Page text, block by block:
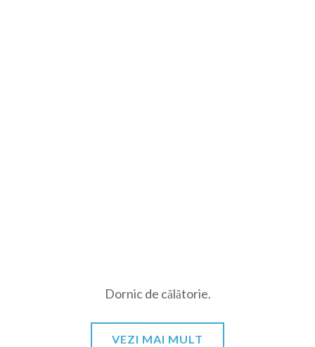
Dornic de călătorie.
VEZI MAI MULT